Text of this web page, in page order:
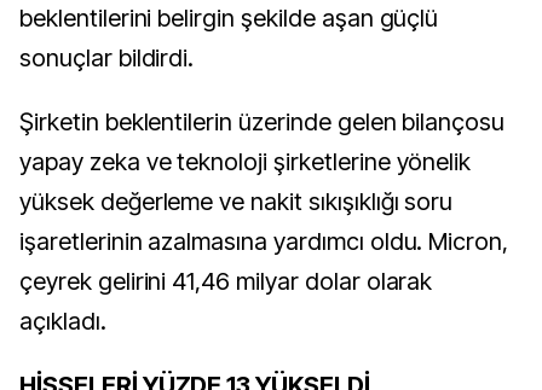
beklentilerini belirgin şekilde aşan güçlü
sonuçlar bildirdi.
Şirketin beklentilerin üzerinde gelen bilançosu
yapay zeka ve teknoloji şirketlerine yönelik
yüksek değerleme ve nakit sıkışıklığı soru
işaretlerinin azalmasına yardımcı oldu. Micron,
çeyrek gelirini 41,46 milyar dolar olarak
açıkladı.